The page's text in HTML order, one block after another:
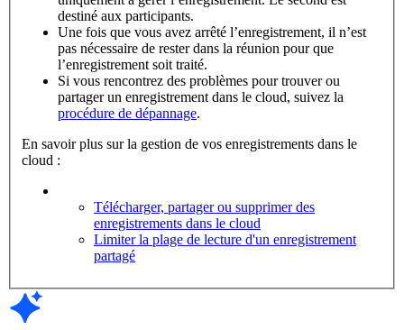
destiné aux participants.
Une fois que vous avez arrêté l’enregistrement, il n’est
pas nécessaire de rester dans la réunion pour que
l’enregistrement soit traité.
Si vous rencontrez des problèmes pour trouver ou
partager un enregistrement dans le cloud, suivez la
procédure de dépannage.
En savoir plus sur la gestion de vos enregistrements dans le
cloud :
Télécharger, partager ou supprimer des
enregistrements dans le cloud
Limiter la plage de lecture d'un enregistrement
partagé